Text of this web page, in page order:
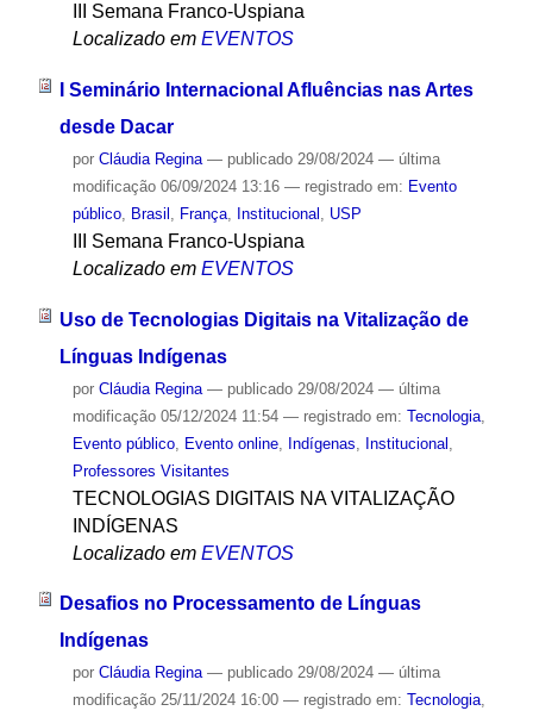
III Semana Franco-Uspiana
Localizado em EVENTOS
I Seminário Internacional Afluências nas Artes
desde Dacar
por Cláudia Regina — publicado29/08/2024 — última
modificação06/09/2024 13:16 — registrado em: Evento
público, Brasil França, Institucional USP
III Semana Franco-Uspiana
Localizado em EVENTOS
Uso de Tecnologias Digitais na Vitalização de
Línguas Indígenas
por Cláudia Regina — publicado29/08/2024 — última
modificação05/12/2024 11:54 — registrado em: Tecnologia,
Evento público, Evento online, Indígenas Institucional
Professores Visitantes
TECNOLOGIAS DIGITAIS NA VITALIZAÇÃO
INDÍGENAS
Localizado em EVENTOS
Desafios no Processamento de Línguas
Indígenas
por Cláudia Regina — publicado29/08/2024 — última
modificação25/11/2024 16:00 — registrado em: Tecnologia,